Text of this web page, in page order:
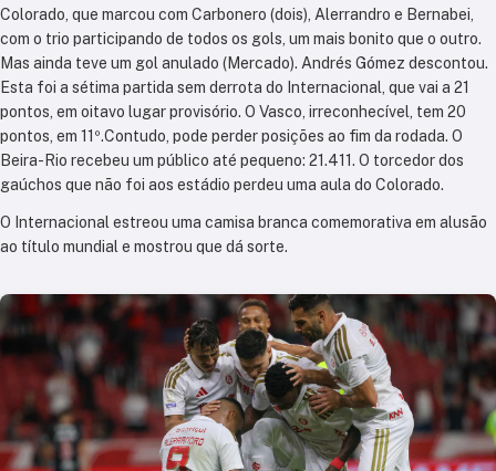
Colorado, que marcou com Carbonero (dois), Alerrandro e Bernabei,
com o trio participando de todos os gols, um mais bonito que o outro.
Mas ainda teve um gol anulado (Mercado). Andrés Gómez descontou.
Esta foi a sétima partida sem derrota do Internacional, que vai a 21
pontos, em oitavo lugar provisório. O Vasco, irreconhecível, tem 20
pontos, em 11º.Contudo, pode perder posições ao fim da rodada. O
Beira-Rio recebeu um público até pequeno: 21.411. O torcedor dos
gaúchos que não foi aos estádio perdeu uma aula do Colorado.
O Internacional estreou uma camisa branca comemorativa em alusão
ao título mundial e mostrou que dá sorte.